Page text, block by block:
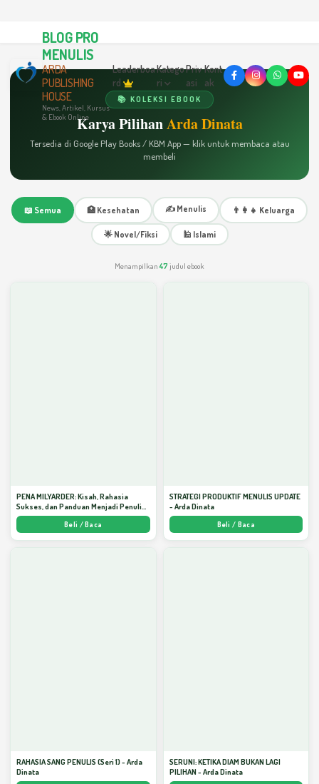
BLOG PRO
MENULIS
ARDA
PUBLISHING
HOUSE
News, Artikel, Kursus
& Ebook Online
Leaderboa
rd
Katego
ri
Priv
asi
Kont
ak
📚 KOLEKSI EBOOK
Karya PilihanArda Dinata
Tersedia di Google Play Books / KBM App — klik untuk membaca atau
membeli
📖 Semua 🏥 Kesehatan ✍️ Menulis 👨‍👩‍👧 Keluarga
🌟 Novel/Fiksi 🕌 Islami
Menampilkan47 judul ebook
PENA MILYARDER: Kisah, Rahasia
Sukses, dan Panduan Menjadi Penulis 1
Milyar di KBM App dari Nol - Arda Dinata
Beli / Baca
STRATEGI PRODUKTIF MENULIS UPDATE
- Arda Dinata
Beli / Baca
RAHASIA SANG PENULIS (Seri 1) - Arda
Dinata
SERUNI: KETIKA DIAM BUKAN LAGI
PILIHAN - Arda Dinata